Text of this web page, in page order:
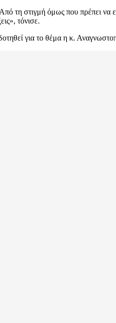
τη στιγμή όμως που πρέπει να
τόνισε.
για το θέμα η κ.